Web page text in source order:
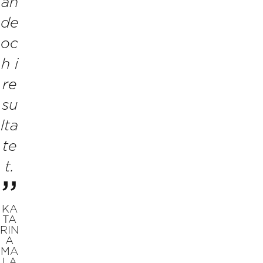
de
oc
h i
re
su
lta
te
t.
KA
TA
RIN
A
MA